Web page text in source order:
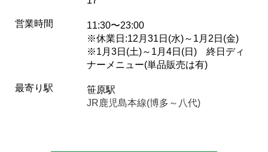
営業時間
11:30〜23:00
※休業日:12月31日(水)～1月2日(金)
※1月3日(土)～1月4日(日) 終日ディ
ナーメニュー(単品販売は有)
最寄り駅
笹原駅
JR鹿児島本線(博多～八代)